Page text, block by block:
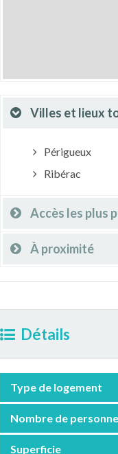
Villes et lieux
Périgueux
Ribérac
Accès les plus
À proximité
Détails
Type de logement
Nombre de
Superficie